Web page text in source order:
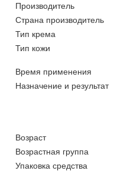
Производитель
Страна производитель
Тип крема
Тип кожи
Время применения
Назначение и результат
Возраст
Возрастная группа
Упаковка средства